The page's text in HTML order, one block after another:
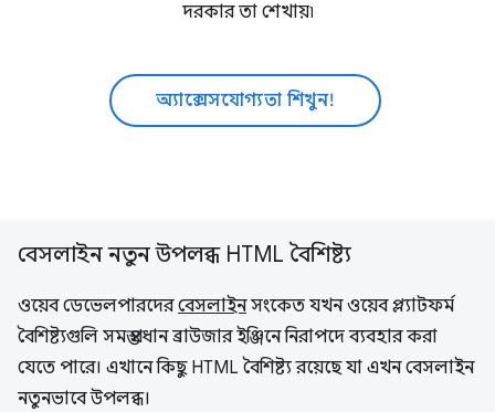
দরকার তা শেখায়৷
অ্যাক্সেসযোগ্যতা শিখুন!
বেসলাইন নতুন উপলব্ধ HTML বৈশিষ্ট্য
ওয়েব ডেভেলপারদেরবেসলাইনসংকেত যখন ওয়েব প্ল্যাটফর্ম
বৈশিষ্ট্যগুলি সমস্ত প্রধান ব্রাউজার ইঞ্জিনে নিরাপদে ব্যবহার করা
যেতে পারে। এখানে কিছু HTML বৈশিষ্ট্য রয়েছে যা এখন বেসলাইন
নতুনভাবে উপলব্ধ।